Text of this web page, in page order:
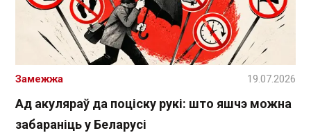
Ад акуляраў да поціску рукі: што яшчэ можна
забараніць у Беларусі
Замежжа 19.07.2026